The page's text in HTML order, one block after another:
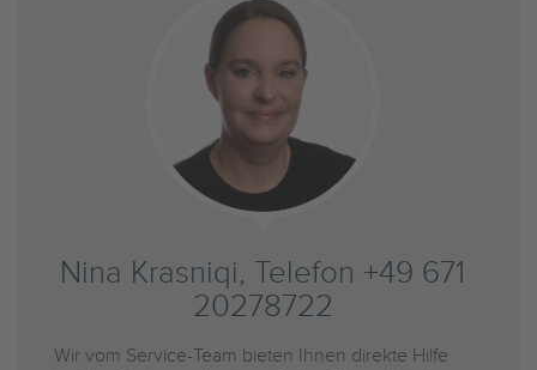
Nina Krasniqi, Telefon +49 671
20278722
Wir vom Service-Team bieten Ihnen direkte Hilfe